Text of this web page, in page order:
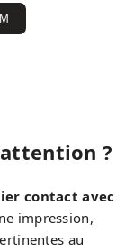
?
contact avec
impression,
au